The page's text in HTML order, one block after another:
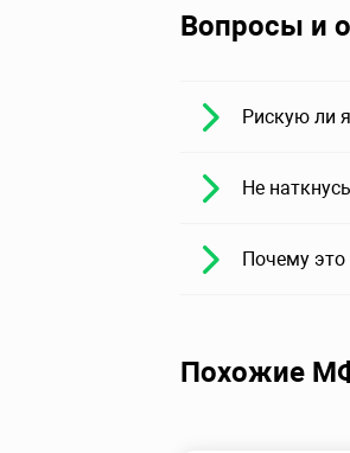
Вопросы и
Рискую ли
Не
Почему
Похожие